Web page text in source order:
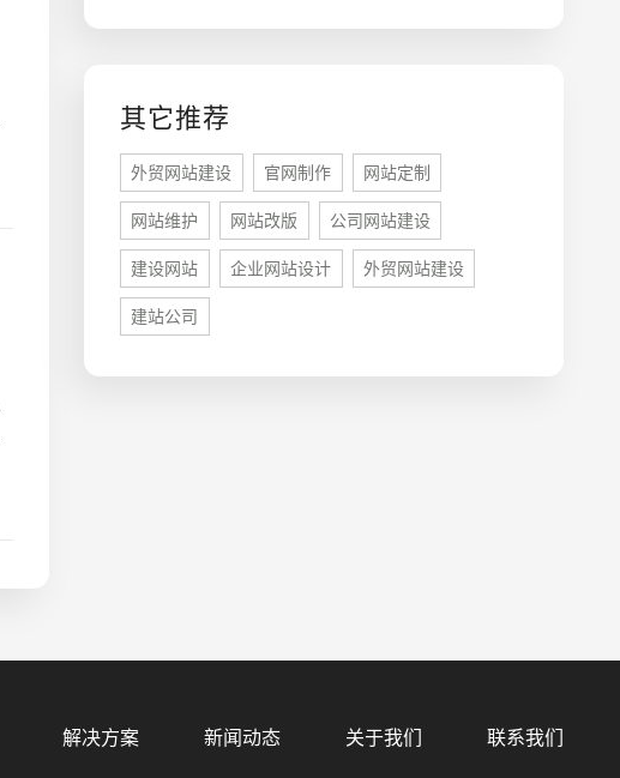
其它推荐
外贸网站建设 官网制作 网站定制
网站维护 网站改版 公司网站建设
建设网站 企业网站设计 外贸网站建设
建站公司
解决方案 新闻动态 关于我们 联系我们
电商及系统平台开发 · 微信小程序开发 · 年度运维服务